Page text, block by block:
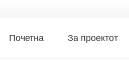
Почетна За проектот